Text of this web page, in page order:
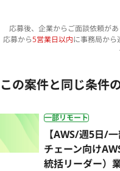
応募後、企業からご面談依頼が
応募から5営業日以内に事務局から
この案件と同じ条件
一部リモート
【AWS/週5日/
チェーン向け
統括リーダー）